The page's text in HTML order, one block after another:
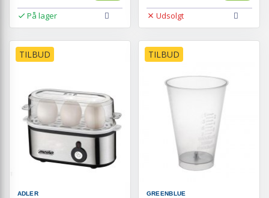
På lager Udsolgt
TILBUD
ADLER
TILBUD
GREENBLUE